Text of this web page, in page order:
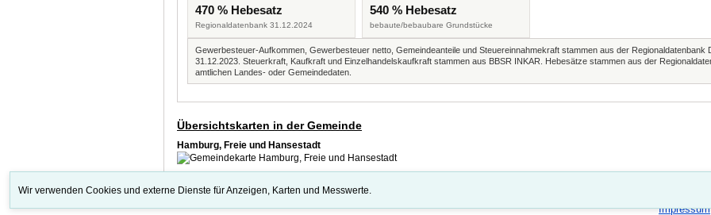
470 % Hebesatz
Regionaldatenbank 31.12.2024
540 % Hebesatz
bebaute/bebaubare Grundstücke
Gewerbesteuer-Aufkommen, Gewerbesteuer netto, Gemeindeanteile und Steuereinnahmekraft stammen aus der
31.12.2023. Steuerkraft, Kaufkraft und Einzelhandelskaufkraft stammen aus BBSR INKAR. Hebesätze stammen aus der
amtlichen Landes- oder Gemeindedaten.
Übersichtskarten in der Gemeinde
Hamburg, Freie und Hansestadt
Impressum
Wir verwenden Cookies und externe Dienste für Anzeigen, Karten und Messwerte.